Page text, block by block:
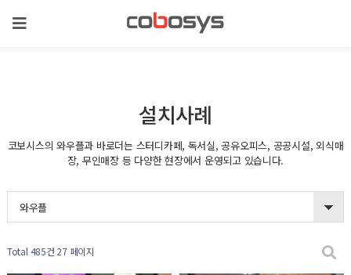
설치사례
코보시스의 와우플과 바로더는 스터디카페, 독서실, 공유오피스, 공공시설, 외식매
장, 무인매장 등 다양한 현장에서 운영되고 있습니다.
와우플
Total 485건 27 페이지